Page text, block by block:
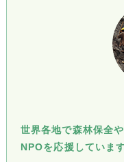
世界各地で森林保全
NPOを応援しています